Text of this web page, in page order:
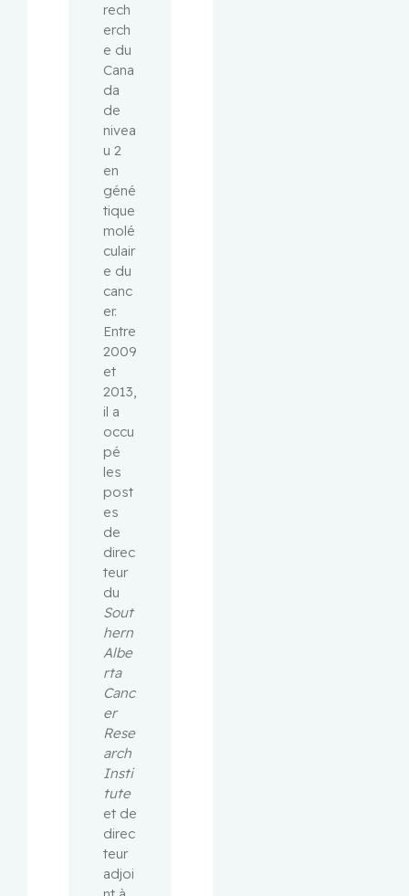
rech
erch
e du
Cana
da
de
nivea
u 2
en
géné
tique
molé
culair
e du
canc
er.
Entre
2009
et
2013,
il a
occu
pé
les
post
es
de
direc
teur
Sout
hern
Albe
rta
Canc
er
Rese
arch
Insti
tute
et de
direc
teur
adjoi